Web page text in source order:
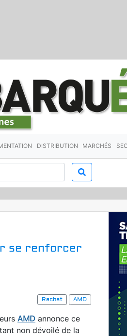
DISTRIBUTION MARCHÉS
se renforcer
Rachat
AMD
AMD annonce ce
non dévoilé de la